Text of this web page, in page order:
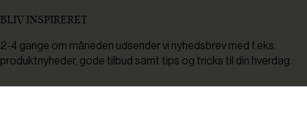
BLIV INSPIRERET
2-4 gange om måneden udsender vi nyhedsbrev med f.eks.
produktnyheder, gode tilbud samt tips og tricks til din hverdag.